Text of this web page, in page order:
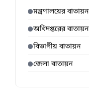
মন্ত্রণালয়ের বাতায়ন
অধিদপ্তরের বাতায়ন
বিভাগীয় বাতায়ন
জেলা বাতায়ন